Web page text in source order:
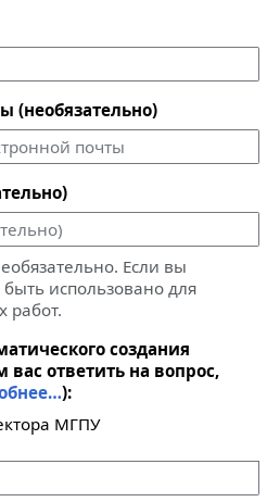
(необязательно)
Если вы
использовано для
работ.
создания
ответить на вопрос,
):
МГПУ